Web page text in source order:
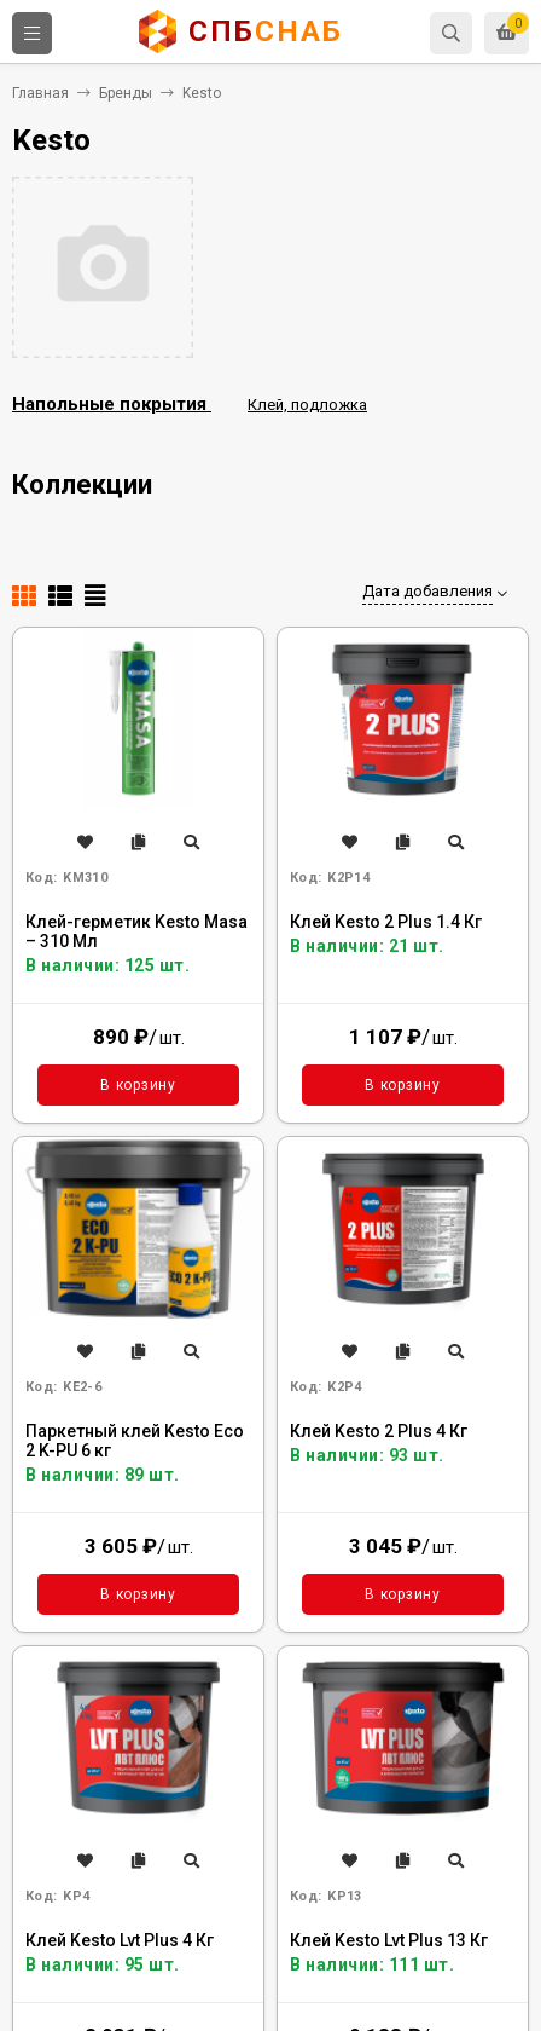
0
СПБСНАБ
Главная Бренды Kesto
Kesto
Напольные покрытия Клей, подложка
Коллекции
Дата добавления
Код: KM310
Клей-герметик Kesto Masa
– 310 Мл
В наличии: 125 шт.
890 ₽/шт.
В корзину
Код: K2P14
Клей Kesto 2 Plus 1.4 Кг
В наличии: 21 шт.
1 107 ₽/шт.
В корзину
Код: KE2-6
Паркетный клей Kesto Eco
2 K-PU 6 кг
В наличии: 89 шт.
3 605 ₽/шт.
В корзину
Код: K2P4
Клей Kesto 2 Plus 4 Кг
В наличии: 93 шт.
3 045 ₽/шт.
В корзину
Код: KP4
Клей Kesto Lvt Plus 4 Кг
В наличии: 95 шт.
Код: KP13
Клей Kesto Lvt Plus 13 Кг
В наличии: 111 шт.